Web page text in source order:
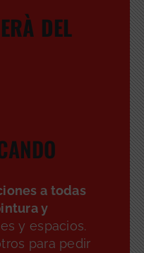
DEL
a todas
y
y espacios.
para pedir